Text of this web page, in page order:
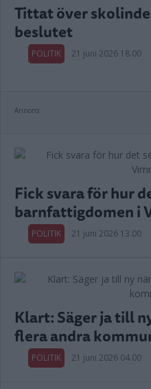
Tittat över
beslutet
POLITIK 21 juni 2026 18.00
Annons:
Fick svara för hur
barnfattigdomen i
POLITIK 21 juni 2026 13.00
Klart: Säger ja till
flera andra
POLITIK 21 juni 2026 04.00